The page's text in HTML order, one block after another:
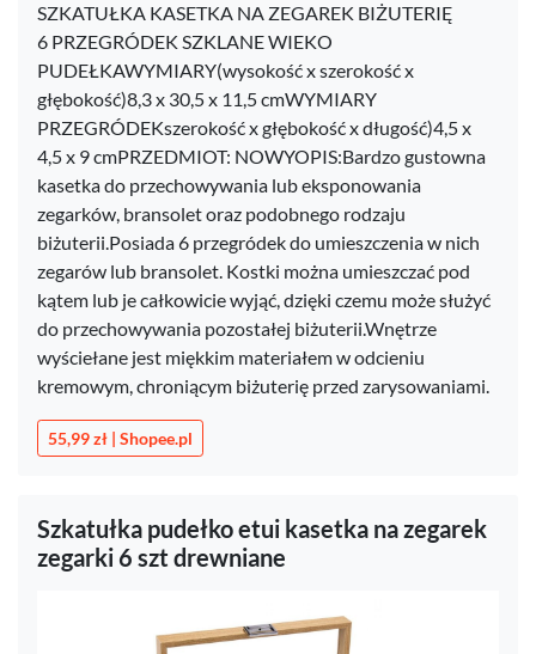
SZKATUŁKA KASETKA NA ZEGAREK BIŻUTERIĘ
6 PRZEGRÓDEK SZKLANE WIEKO
PUDEŁKAWYMIARY(wysokość x szerokość x
głębokość)8,3 x 30,5 x 11,5 cmWYMIARY
PRZEGRÓDEKszerokość x głębokość x długość)4,5 x
4,5 x 9 cmPRZEDMIOT: NOWYOPIS:Bardzo gustowna
kasetka do przechowywania lub eksponowania
zegarków, bransolet oraz podobnego rodzaju
biżuterii.Posiada 6 przegródek do umieszczenia w nich
zegarów lub bransolet. Kostki można umieszczać pod
kątem lub je całkowicie wyjąć, dzięki czemu może służyć
do przechowywania pozostałej biżuterii.Wnętrze
wyściełane jest miękkim materiałem w odcieniu
kremowym, chroniącym biżuterię przed zarysowaniami.
55,99 zł | Shopee.pl
Szkatułka pudełko etui kasetka na zegarek
zegarki 6 szt drewniane